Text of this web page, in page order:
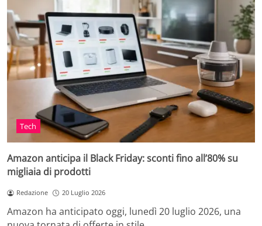
Tech
Amazon anticipa il Black Friday: sconti fino all’80% su
migliaia di prodotti
Redazione 20 Luglio 2026
Amazon ha anticipato oggi, lunedì 20 luglio 2026, una